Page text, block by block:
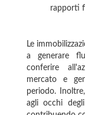
rapporti
Le
a generare
conferire
mercato e
periodo.
agli occhi